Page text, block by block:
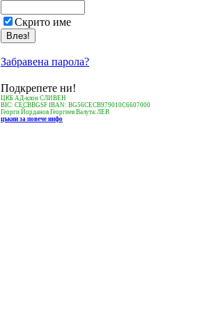
Скрито име
Забравена парола?
Подкрепете ни!
ЦКБ АД-клон СЛИВЕН
BIC: CECBBGSF IBAN: BG56CECB979010C6607000
Георги Йорданов Георгиев Валута:ЛЕВ
цъкни за повече инфо